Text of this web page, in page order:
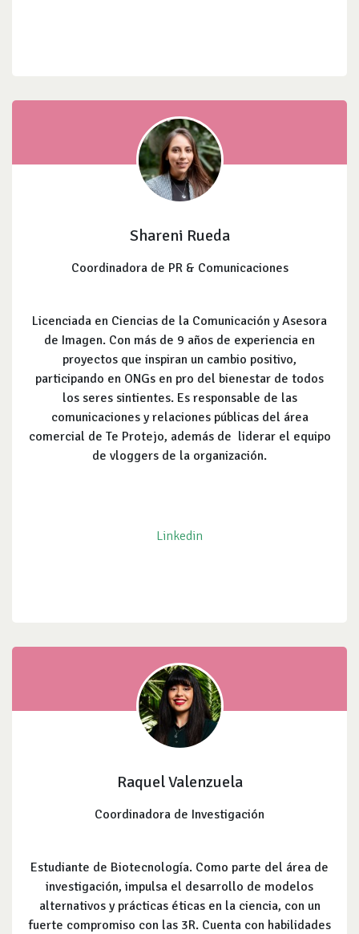
Shareni Rueda
Coordinadora de PR & Comunicaciones
Licenciada en Ciencias de la Comunicación y Asesora
de Imagen. Con más de 9 años de experiencia en
proyectos que inspiran un cambio positivo,
participando en ONGs en pro del bienestar de todos
los seres sintientes. Es responsable de las
comunicaciones y relaciones públicas del área
comercial de Te Protejo, además de liderar el equipo
de vloggers de la organización.
Linkedin
Raquel Valenzuela
Coordinadora de Investigación
Estudiante de Biotecnología. Como parte del área de
investigación, impulsa el desarrollo de modelos
alternativos y prácticas éticas en la ciencia, con un
fuerte compromiso con las 3R. Cuenta con habilidades